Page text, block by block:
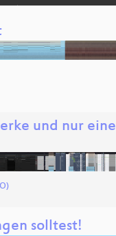
und nur eine
solltest!